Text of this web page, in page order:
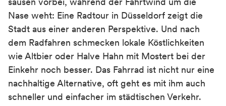
sausen vorbei, während der Fahrtwind um die
Nase weht: Eine Radtour in Düsseldorf zeigt die
Stadt aus einer anderen Perspektive. Und nach
dem Radfahren schmecken lokale Köstlichkeiten
wie Altbier oder Halve Hahn mit Mostert bei der
Einkehr noch besser. Das Fahrrad ist nicht nur eine
nachhaltige Alternative, oft geht es mit ihm auch
schneller und einfacher im städtischen Verkehr.